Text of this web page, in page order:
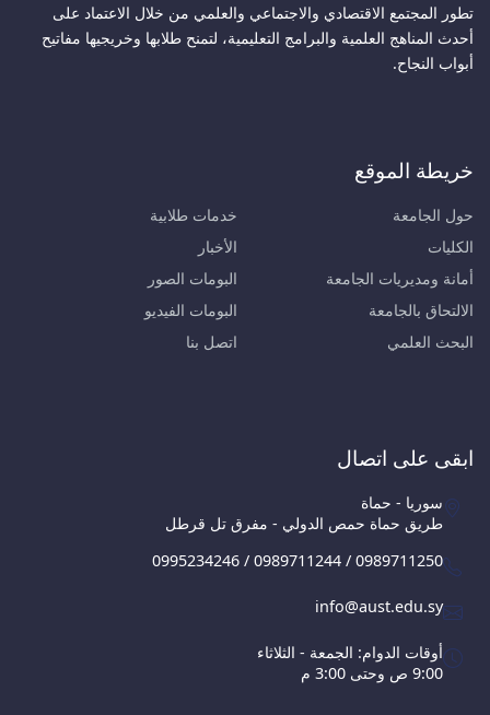
تطور المجتمع الاقتصادي والاجتماعي والعلمي من خلال الاعتماد على
أحدث المناهج العلمية والبرامج التعليمية، لتمنح طلابها وخريجيها مفاتيح
أبواب النجاح.
خريطة الموقع
حول الجامعة
الكليات
أمانة ومديريات الجامعة
الالتحاق بالجامعة
البحث العلمي
خدمات طلابية
الأخبار
البومات الصور
البومات الفيديو
اتصل بنا
ابقى على اتصال
سوريا - حماة
طريق حماة حمص الدولي - مفرق تل قرطل
0995234246 / 0989711244 / 0989711250
info@aust.edu.sy
أوقات الدوام: الجمعة - الثلاثاء
9:00 ص وحتى 3:00 م